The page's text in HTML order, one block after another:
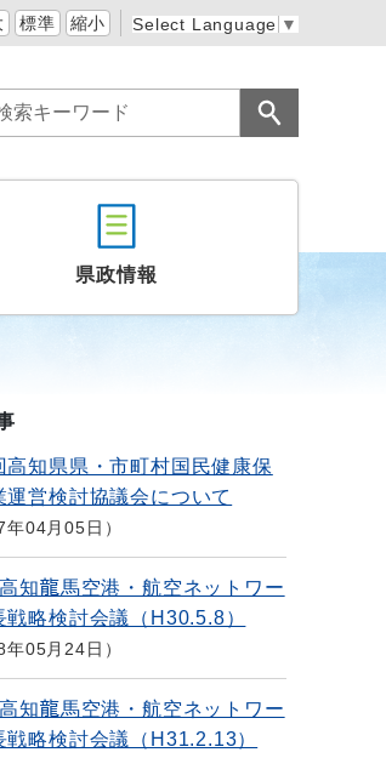
標準 縮小 Select Language ▼
県政情報
高知県県・市町村国民健康保
運営検討協議会について
年04月05日
知龍馬空港・航空ネットワー
戦略検討会議（H30.5.8）
年05月24日
知龍馬空港・航空ネットワー
戦略検討会議（H31.2.13）